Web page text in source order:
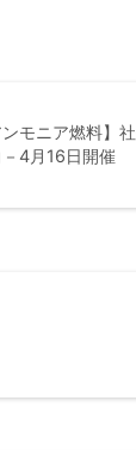
ンモニア燃料】
4月16日開催